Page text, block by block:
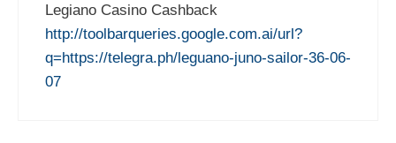
Legiano Casino Cashback
http://toolbarqueries.google.com.ai/url?
q=https://telegra.ph/leguano-juno-sailor-36-06-
07